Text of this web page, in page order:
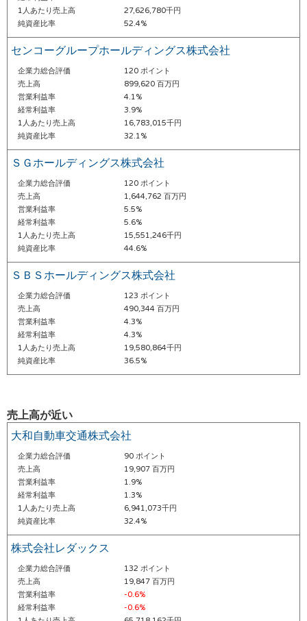
1人あたり売上高
27,626,780千円
純資産比率
52.4%
センコーグループホールディングス株式会社
企業力総合評価
120 ポイント
売上高
899,620 百万円
営業利益率
4.1%
経常利益率
3.9%
1人あたり売上高
16,783,015千円
純資産比率
32.1%
ＳＧホールディングス株式会社
企業力総合評価
120 ポイント
売上高
1,644,762 百万円
営業利益率
5.5%
経常利益率
5.6%
1人あたり売上高
15,551,246千円
純資産比率
44.6%
ＳＢＳホールディングス株式会社
企業力総合評価
123 ポイント
売上高
490,344 百万円
営業利益率
4.3%
経常利益率
4.3%
1人あたり売上高
19,580,864千円
純資産比率
36.5%
売上高が近い
大和自動車交通株式会社
企業力総合評価
90 ポイント
売上高
19,907 百万円
営業利益率
1.9%
経常利益率
1.3%
1人あたり売上高
6,941,073千円
純資産比率
32.4%
株式会社レダックス
企業力総合評価
132 ポイント
売上高
19,847 百万円
営業利益率
-0.6%
経常利益率
-0.6%